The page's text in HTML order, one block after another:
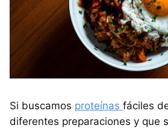
Si buscamos proteínas fáciles
diferentes preparaciones y que